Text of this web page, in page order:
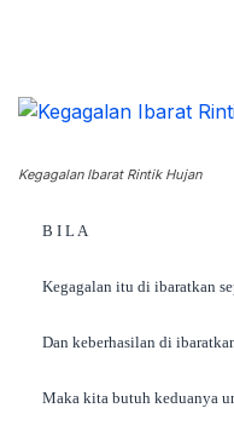
Kegagalan Ibarat Rintik Hujan
B I L A
Kegagalan itu di ibaratkan
Dan keberhasilan di
Maka kita butuh keduanya